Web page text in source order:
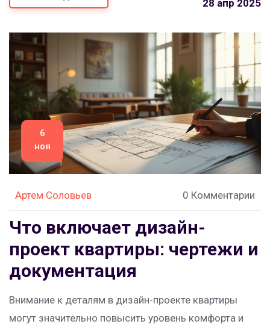
взаимодействию с дизайнером и выбору
материалов.
28 апр 2025
6
ноя
Артем Соловьев 0 Комментарии
Что включает дизайн-
проект квартиры: чертежи и
документация
Внимание к деталям в дизайн-проекте квартиры
могут значительно повысить уровень комфорта и